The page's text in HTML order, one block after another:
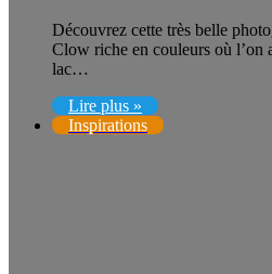
Découvrez cette très belle
Clow riche en couleurs où
lac…
Lire plus »
Inspirations